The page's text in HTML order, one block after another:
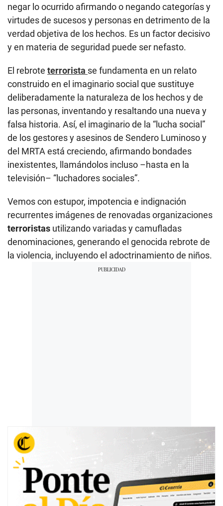
negar lo ocurrido afirmando o negando categorías y
virtudes de sucesos y personas en detrimento de la
verdad objetiva de los hechos. Es un factor decisivo
y en materia de seguridad puede ser nefasto.
El rebrote terrorista se fundamenta en un relato
construido en el imaginario social que sustituye
deliberadamente la naturaleza de los hechos y de
las personas, inventando y resaltando una nueva y
falsa historia. Así, el imaginario de la “lucha social”
de los gestores y asesinos de Sendero Luminoso y
del MRTA está creciendo, afirmando bondades
inexistentes, llamándolos incluso –hasta en la
televisión– “luchadores sociales”.
Vemos con estupor, impotencia e indignación
recurrentes imágenes de renovadas organizaciones
terroristas utilizando variadas y camufladas
denominaciones, generando el genocida rebrote de
la violencia, incluyendo el adoctrinamiento de niños.